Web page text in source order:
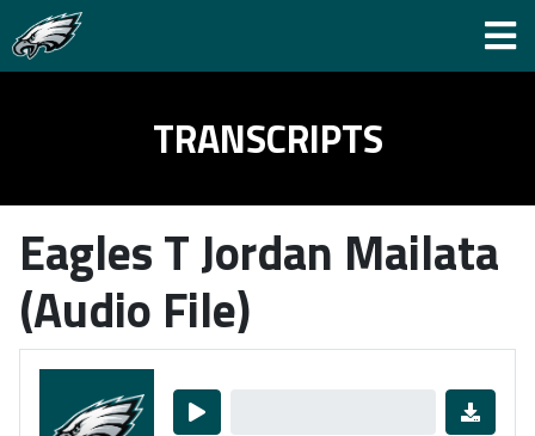
TRANSCRIPTS
Eagles T Jordan Mailata
(Audio File)